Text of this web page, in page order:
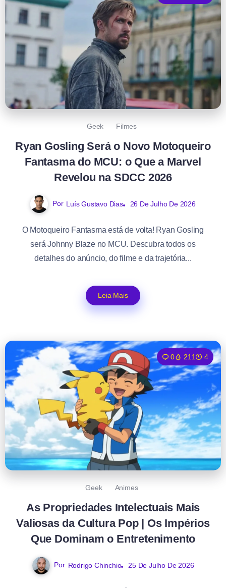
Geek Filmes
Ryan Gosling Será o Novo Motoqueiro
Fantasma do MCU: o Que a Marvel
Revelou na SDCC 2026
Por Luís Gustavo Dias 26 De Julho De 2026
O Motoqueiro Fantasma está de volta! Ryan Gosling
será Johnny Blaze no MCU. Descubra todos os
detalhes do anúncio, do filme e da trajetória...
Leia Mais
0 211 4
Geek Animes
As Propriedades Intelectuais Mais
Valiosas da Cultura Pop | Os Impérios
Que Dominam o Entretenimento
Por Rodrigo Chinchio 25 De Julho De 2026